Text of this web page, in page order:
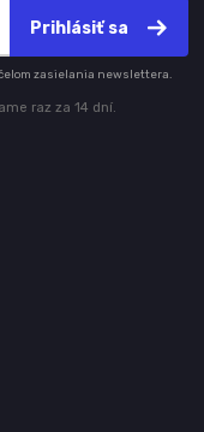
Prihlásiť sa
zasielania newslettera.
raz za 14 dní.